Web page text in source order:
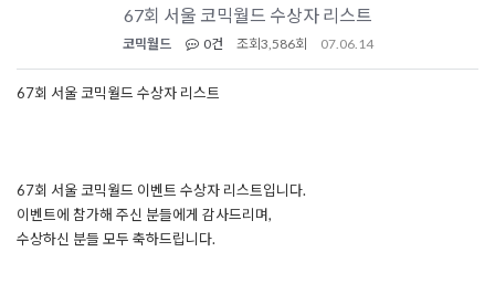
67회 서울 코믹월드 수상자 리스트
코믹월드 0건 조회 3,586회 07.06.14
67회 서울 코믹월드 수상자 리스트
67회 서울 코믹월드 이벤트 수상자 리스트입니다.
이벤트에 참가해 주신 분들에게 감사드리며,
수상하신 분들 모두 축하드립니다.